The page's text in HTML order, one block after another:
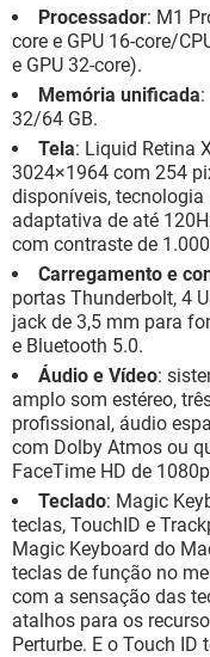
Processador: M1
core e GPU 16-core/
e GPU 32-core).
Memória unificada
32/64 GB.
Tela: Liquid Retina
3024×1964 com 254
disponíveis,
adaptativa de até
com contraste de
Carregamento e
portas Thunderbolt, 4
jack de 3,5 mm para
e Bluetooth 5.0.
Áudio e Vídeo:
amplo som estéreo,
profissional, áudio
com Dolby Atmos ou
FaceTime HD de
Teclado: Magic
teclas, TouchID e
Magic Keyboard do
teclas de função no
com a sensação das
atalhos para os
Perturbe. E o Touch